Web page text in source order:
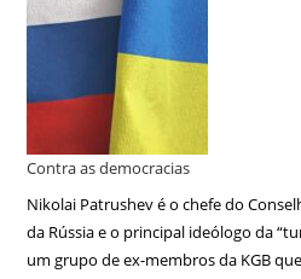
Contra as democracias
Nikolai Patrushev é o chefe do
da Rússia e o principal ideólogo da
um grupo de ex-membros da KGB